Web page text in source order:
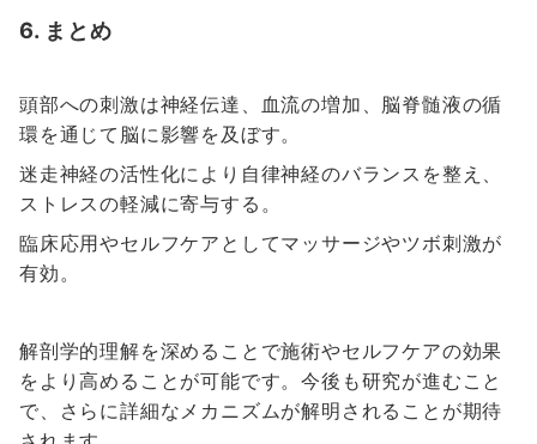
6. まとめ
頭部への刺激は神経伝達、血流の増加、脳脊髄液の循
環を通じて脳に影響を及ぼす。
迷走神経の活性化により自律神経のバランスを整え、
ストレスの軽減に寄与する。
臨床応用やセルフケアとしてマッサージやツボ刺激が
有効。
解剖学的理解を深めることで施術やセルフケアの効果
をより高めることが可能です。今後も研究が進むこと
で、さらに詳細なメカニズムが解明されることが期待